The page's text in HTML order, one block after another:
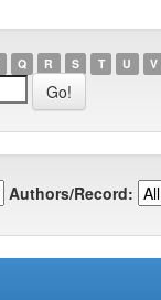
Q R S T U V
Authors/Record: